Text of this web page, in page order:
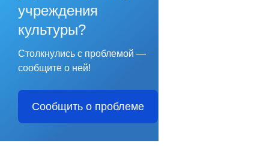
учреждения
культуры?
Столкнулись с проблемой —
сообщите о ней!
Сообщить о проблеме